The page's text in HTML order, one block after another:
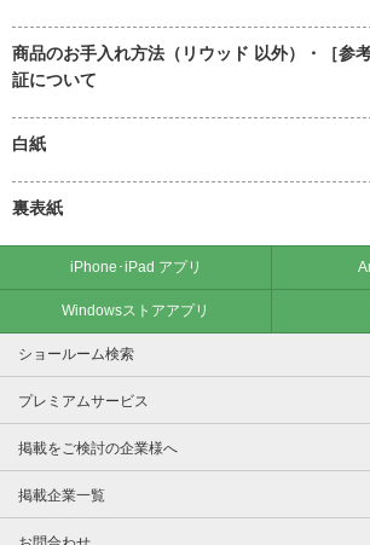
商品のお手入れ方法（リウッド 以外）・［参
証について
白紙
裏表紙
iPhone･iPad アプリ
Windowsストアアプリ
ショールーム検索
プレミアムサービス
掲載をご検討の企業様へ
掲載企業一覧